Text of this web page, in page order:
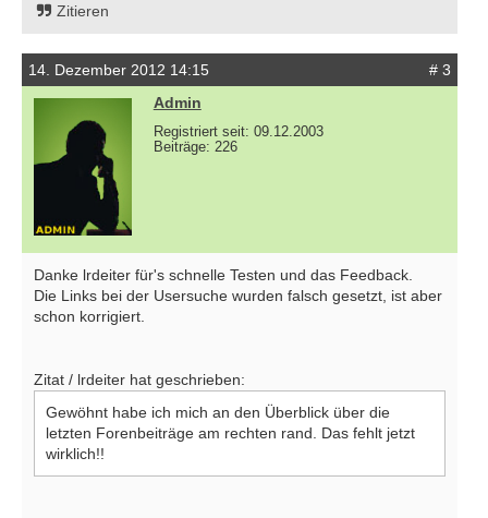
Zitieren
14. Dezember 2012 14:15
# 3
Admin
Registriert seit: 09.12.2003
Beiträge: 226
Danke lrdeiter für's schnelle Testen und das Feedback.
Die Links bei der Usersuche wurden falsch gesetzt, ist aber
schon korrigiert.
Zitat / lrdeiter hat geschrieben:
Gewöhnt habe ich mich an den Überblick über die
letzten Forenbeiträge am rechten rand. Das fehlt jetzt
wirklich!!